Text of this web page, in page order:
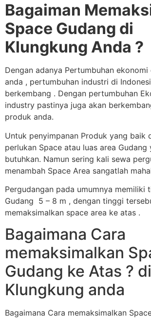
Bagaiman
Space Gudang di
Klungkung Anda ?
Dengan adanya Pertumbuhan ekonomi
anda , pertumbuhan industri di
berkembang . Dengan pertumbuhan
industry pastinya juga akan
produk anda.
Untuk penyimpanan Produk yang baik
perlukan Space atau luas area Gudang
butuhkan. Namun sering kali sewa
menambah Space Area sangatlah
Pergudangan pada umumnya memiliki
Gudang 5 – 8 m , dengan tinggi
memaksimalkan space area ke atas .
Bagaimana Cara
memaksimalkan
Gudang ke Atas ? di
Klungkung anda
Bagaimana Cara memaksimalkan